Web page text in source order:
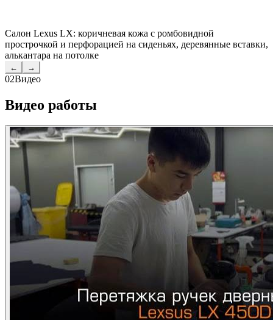
Салон Lexus LX: коричневая кожа с ромбовидной
прострочкой и перфорацией на сиденьях, деревянные вставки,
алькантара на потолке
← →
02Видео
Видео работы